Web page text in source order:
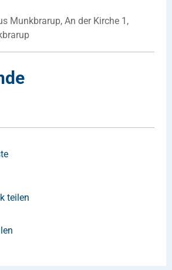
Munkbrarup, An der Kirche 1,
teilen